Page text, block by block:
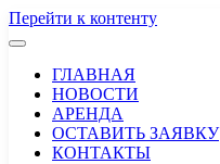
Перейти к контенту
ГЛАВНАЯ
НОВОСТИ
АРЕНДА
ОСТАВИТЬ ЗАЯВКУ
КОНТАКТЫ